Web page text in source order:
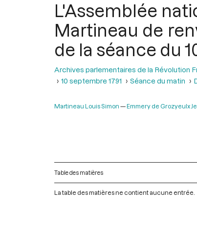
L'Assemblée
Martineau de
de la séance du
Archives parlementaires de la Révolution
10 septembre 1791
Séance du matin
Martineau Louis Simon Emmery de Grozyeulx
Table des matières
La table des matières ne contient aucune entrée.